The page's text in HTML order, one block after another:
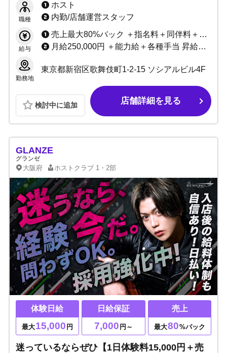
す
職種
ホスト
内勤/店舗運営スタッフ
給与
売上最大80%バック ＋指名料＋同伴料＋各種賞金
月給250,000円 ＋能力給＋各種手当 昇給随時
勤務地
東京都新宿区歌舞伎町1-2-15 ソシアルビル4F
検討中に追加 店舗詳細を見る
GLANZE
グランゼ
大阪府 ホストクラブ 1・2部
体験日給
最大15,000 円
日給保証
7,000 円～
売上
最大80%バック
迷っているならぜひ【1日体験料15,000円＋売